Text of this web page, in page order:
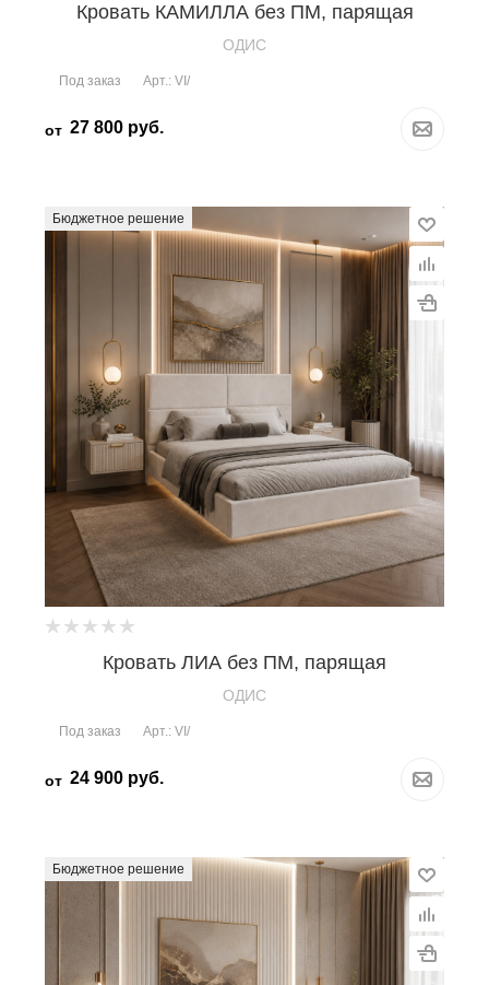
Кровать КАМИЛЛА без ПМ, парящая
OДИС
Под заказ Арт.: VI/
от 27 800 руб.
Бюджетное решение
Кровать ЛИА без ПМ, парящая
OДИС
Под заказ Арт.: VI/
от 24 900 руб.
Бюджетное решение